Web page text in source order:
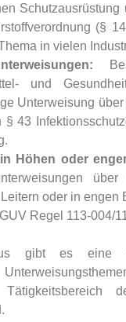
Schutzausrüstung
(§
in vielen
und
Unterweisung
§ 43
Höhen oder
oder in engen
Regel 113-004/
gibt es eine